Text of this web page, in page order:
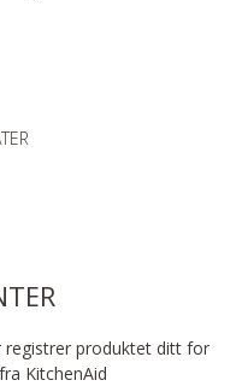
registrer produktet ditt for
KitchenAid